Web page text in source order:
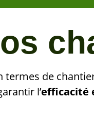
de
l’efficacité